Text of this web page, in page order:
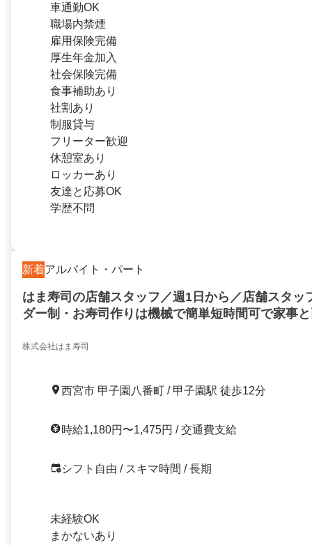
車通勤OK
職場内禁煙
雇用保険完備
厚生年金加入
社会保険完備
食事補助あり
社割あり
制服貸与
フリーター歓迎
休憩室あり
ロッカーあり
友達と応募OK
学歴不問
新着アルバイト・パート
はま寿司の店舗スタッフ／週1日から／店舗スタッ
ダー制・お寿司作りは機械で簡単短時間可で家事
書不要
株式会社はま寿司
西宮市 甲子園八番町 / 甲子園駅 徒歩12分
時給1,180円〜1,475円 / 交通費支給
シフト自由 / スキマ時間 / 長期
未経験OK
まかないあり